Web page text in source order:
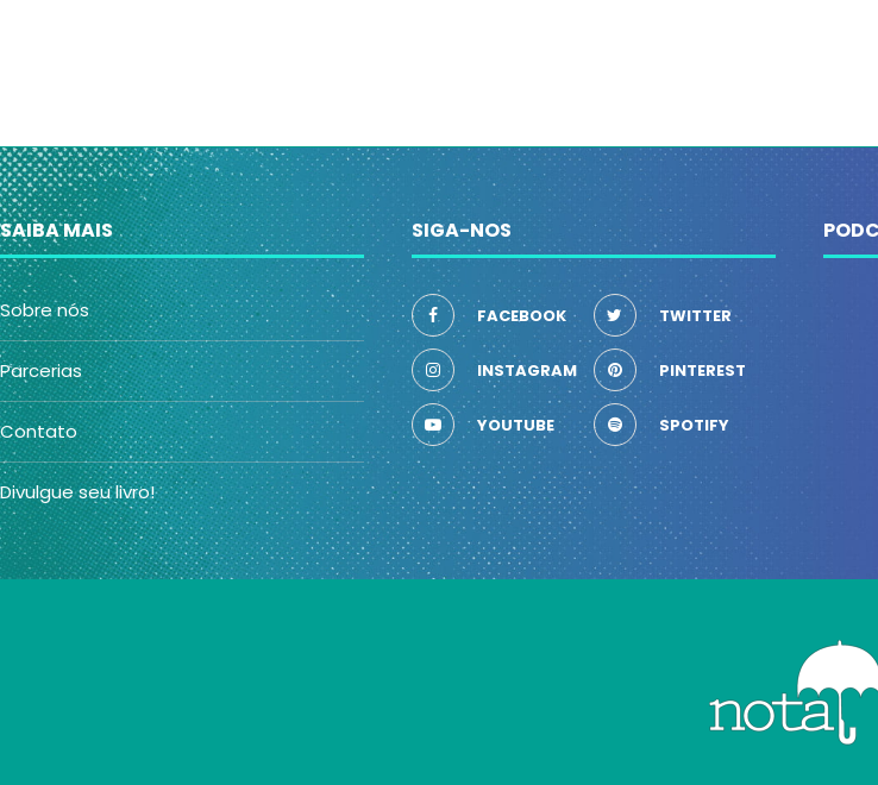
SAIBA MAIS
Sobre nós
Parcerias
Contato
Divulgue seu livro!
SIGA-NOS
FACEBOOK TWITTER
INSTAGRAM PINTEREST
YOUTUBE SPOTIFY